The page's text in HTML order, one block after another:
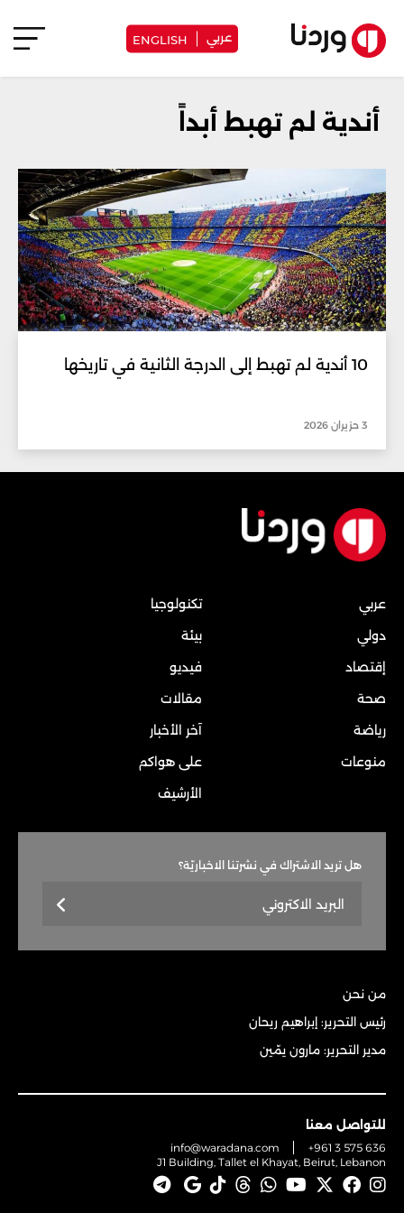
عربي ENGLISH
أندية لم تهبط أبداً
10 أندية لم تهبط إلى الدرجة الثانية في تاريخها
3 حزيران 2026
عربي
دولي
إقتصاد
صحة
رياضة
منوعات
تكنولوجيا
بيئة
فيديو
مقالات
آخر الأخبار
على هواكم
الأرشيف
هل تريد الاشتراك في نشرتنا الاخباريّة؟
من نحن
رئيس التحرير: إبراهيم ريحان
مدير التحرير: مارون يمّين
للتواصل معنا
info@waradana.com
+961 3 575 636
J1 Building, Tallet el Khayat, Beirut, Lebanon